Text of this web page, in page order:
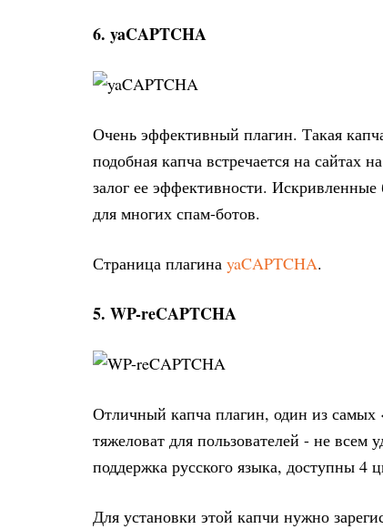
6. yaCAPTCHA
Очень эффективный плагин. Такая
подобная капча встречается на сайтах
залог ее эффективности.
для многих спам-ботов.
Страница плагина yaCAPTCHA.
5. WP-reCAPTCHA
Отличный капча плагин, один из самых
тяжеловат для пользователей - не всем
поддержка русского языка, доступны 4
Для установки этой капчи нужно